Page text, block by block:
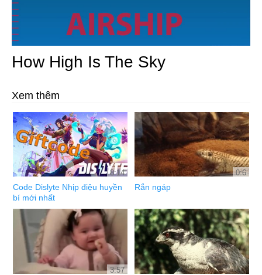
Video
How High Is The Sky
Xem thêm
8:14
Code Dislyte Nhịp điệu huyền
bí mới nhất
0:6
Rắn ngáp
3:57